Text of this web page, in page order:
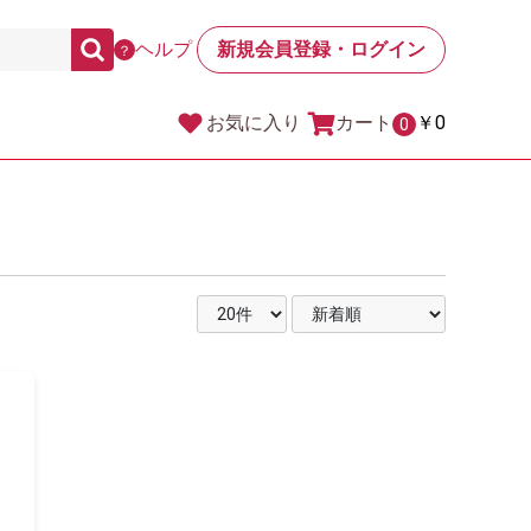
？ ヘルプ 新規会員登録・ログイン
お気に入り カート 0 ￥0